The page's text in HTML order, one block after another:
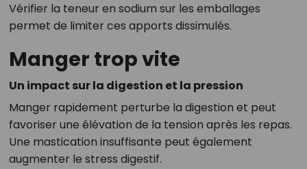
Vérifier la teneur en sodium sur les emballages
permet de limiter ces apports dissimulés.
Manger trop vite
Un impact sur la digestion et la pression
Manger rapidement perturbe la digestion et peut
favoriser une élévation de la tension après les repas.
Une mastication insuffisante peut également
augmenter le stress digestif.